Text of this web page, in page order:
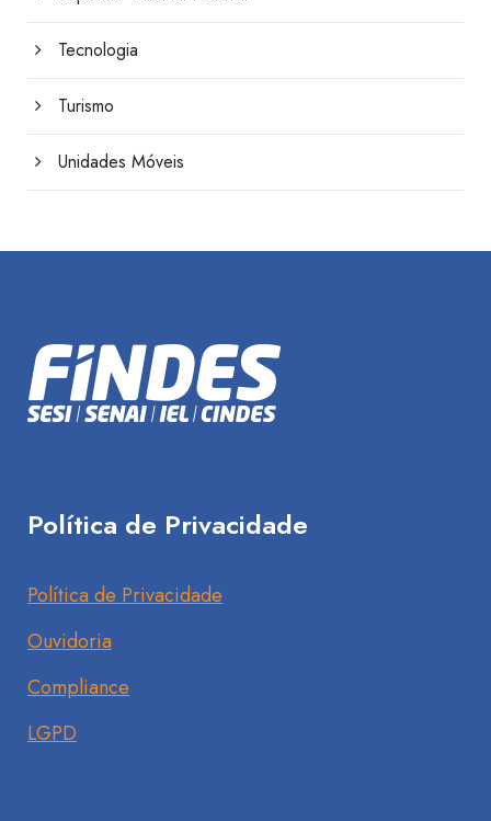
Tecnologia
Turismo
Unidades Móveis
Política de Privacidade
Política de Privacidade
Ouvidoria
Compliance
LGPD